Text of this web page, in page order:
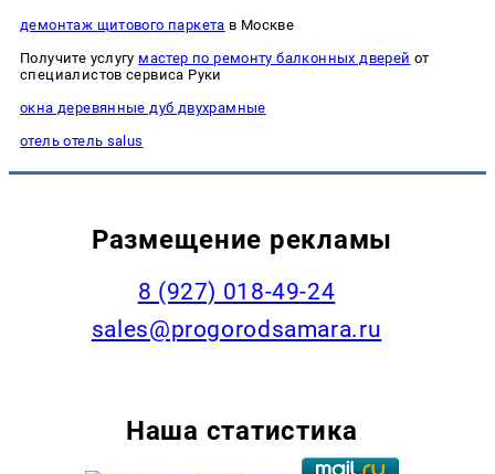
демонтаж щитового паркета в Москве
Получите услугу мастер по ремонту балконных дверей от
специалистов сервиса Руки
окна деревянные дуб двухрамные
отель отель salus
Размещение рекламы
8 (927) 018-49-24
sales@progorodsamara.ru
Наша статистика